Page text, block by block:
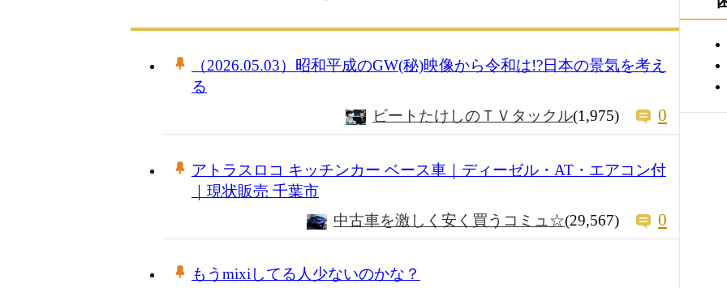
（2026.05.03）昭和平成のGW(秘)映像から令和は!?日本の景気を考え
る
ビートたけしのＴＶタックル(1,975) 0
アトラスロコ キッチンカー ベース車｜ディーゼル・AT・エアコン付
｜現状販売 千葉市
中古車を激しく安く買うコミュ☆(29,567) 0
もうmixiしてる人少ないのかな？